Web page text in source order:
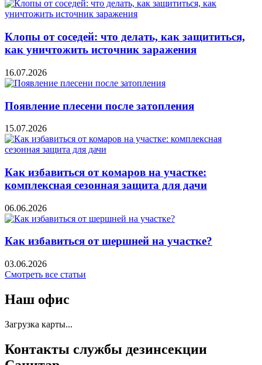
Клопы от соседей: что делать, как защититься,
как уничтожить источник заражения
16.07.2026
Появление плесени после затопления
15.07.2026
Как избавиться от комаров на участке:
комплексная сезонная защита для дачи
06.06.2026
Как избавиться от шершней на участке?
03.06.2026
Cмотреть все статьи
Наш офис
Загрузка карты...
Контакты службы дезинсекции